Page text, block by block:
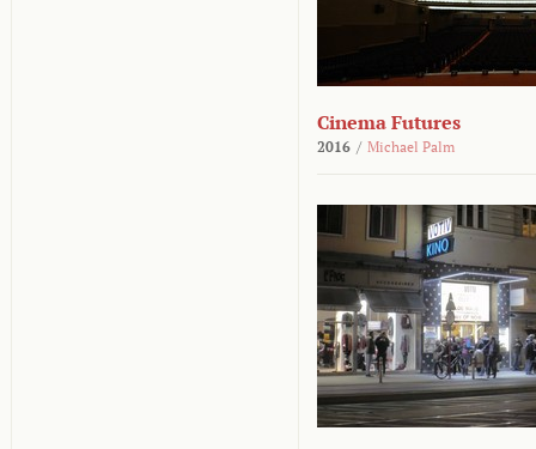
Cinema Futures
2016 / Michael Palm